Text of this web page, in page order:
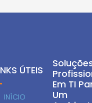
Em TI
Um
ÚTEIS
INÍCIO